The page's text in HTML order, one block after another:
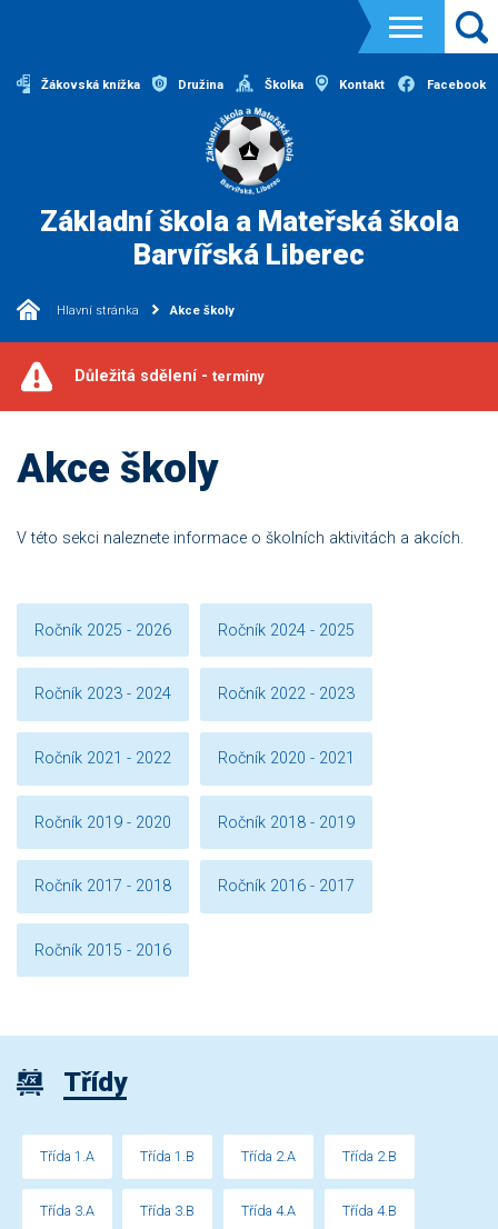
Žákovská knížka Družina Školka Kontakt Facebook
Základní škola a Mateřská škola
Barvířská Liberec
Hlavní stránka Akce školy
Důležitá sdělení - termíny
Akce školy
V této sekci naleznete informace o školních aktivitách a akcích.
Ročník 2025 - 2026 Ročník 2024 - 2025
Ročník 2023 - 2024 Ročník 2022 - 2023
Ročník 2021 - 2022 Ročník 2020 - 2021
Ročník 2019 - 2020 Ročník 2018 - 2019
Ročník 2017 - 2018 Ročník 2016 - 2017
Ročník 2015 - 2016
Třídy
Třída 1.A Třída 1.B Třída 2.A Třída 2.B
Třída 3.A Třída 3.B Třída 4.A Třída 4.B